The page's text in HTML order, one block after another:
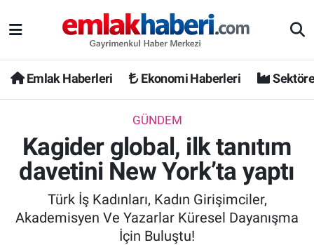
Emlak Haberleri Ekonomi Haberleri
GÜNDEM
Kagider global, ilk tanıtım
davetini New York’ta yaptı
Türk İş Kadınları, Kadın Girişimciler,
Akademisyen Ve Yazarlar Küresel Dayanışma
İçin Buluştu!